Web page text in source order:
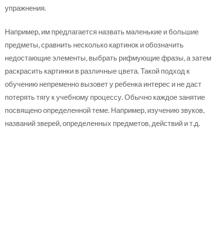
упражнения.
Например, им предлагается назвать маленькие и большие
предметы, сравнить несколько картинок и обозначить
недостающие элементы, выбрать рифмующие фразы, а затем
раскрасить картинки в различные цвета. Такой подход к
обучению непременно вызовет у ребенка интерес и не даст
потерять тягу к учебному процессу. Обычно каждое занятие
посвящено определенной теме. Например, изучению звуков,
названий зверей, определенных предметов, действий и т.д.